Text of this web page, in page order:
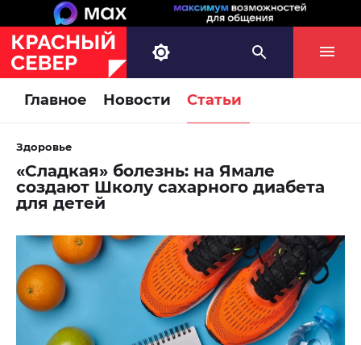
Главное Новости Статьи
Здоровье
«Сладкая» болезнь: на Ямале
создают Школу сахарного диабета
для детей